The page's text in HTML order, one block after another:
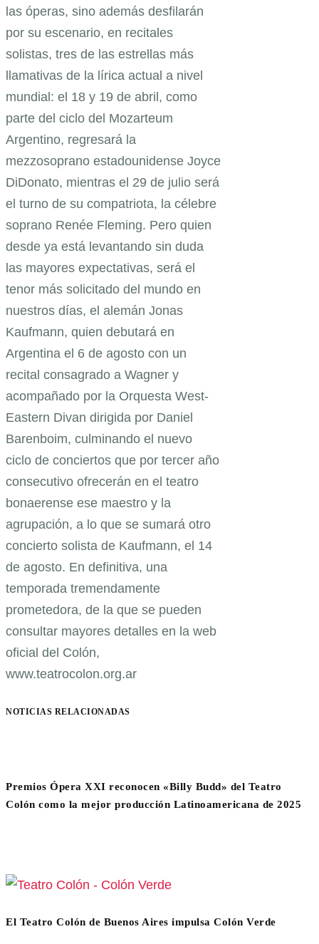
las óperas, sino además desfilarán
por su escenario, en recitales
solistas, tres de las estrellas más
llamativas de la lírica actual a nivel
mundial: el 18 y 19 de abril, como
parte del ciclo del Mozarteum
Argentino, regresará la
mezzosoprano estadounidense Joyce
DiDonato, mientras el 29 de julio será
el turno de su compatriota, la célebre
soprano Renée Fleming. Pero quien
desde ya está levantando sin duda
las mayores expectativas, será el
tenor más solicitado del mundo en
nuestros días, el alemán Jonas
Kaufmann, quien debutará en
Argentina el 6 de agosto con un
recital consagrado a Wagner y
acompañado por la Orquesta West-
Eastern Divan dirigida por Daniel
Barenboim, culminando el nuevo
ciclo de conciertos que por tercer año
consecutivo ofrecerán en el teatro
bonaerense ese maestro y la
agrupación, a lo que se sumará otro
concierto solista de Kaufmann, el 14
de agosto. En definitiva, una
temporada tremendamente
prometedora, de la que se pueden
consultar mayores detalles en la web
oficial del Colón,
www.teatrocolon.org.ar
NOTICIAS RELACIONADAS
Premios Ópera XXI reconocen «Billy Budd» del Teatro
Colón como la mejor producción Latinoamericana de 2025
El Teatro Colón de Buenos Aires impulsa Colón Verde